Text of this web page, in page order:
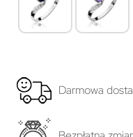
Darmowa